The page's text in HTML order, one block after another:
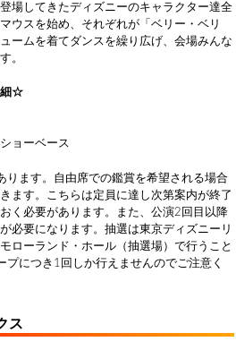
場してきたディズニーのキャラクター達全
ウスを始め、それぞれが「ベリー・ベリ
ームを着てダンスを繰り広げ、会場みんな
。
細☆
ョーベース
ります。自由席での鑑賞を希望される場合
ます。こちらは定員に達し次第案内が終了
く必要があります。また、公演2回目以降
必要になります。抽選は東京ディズニーリ
ローランド・ホール（抽選場）で行うこと
につき1回しか行えませんのでご注意く
ス